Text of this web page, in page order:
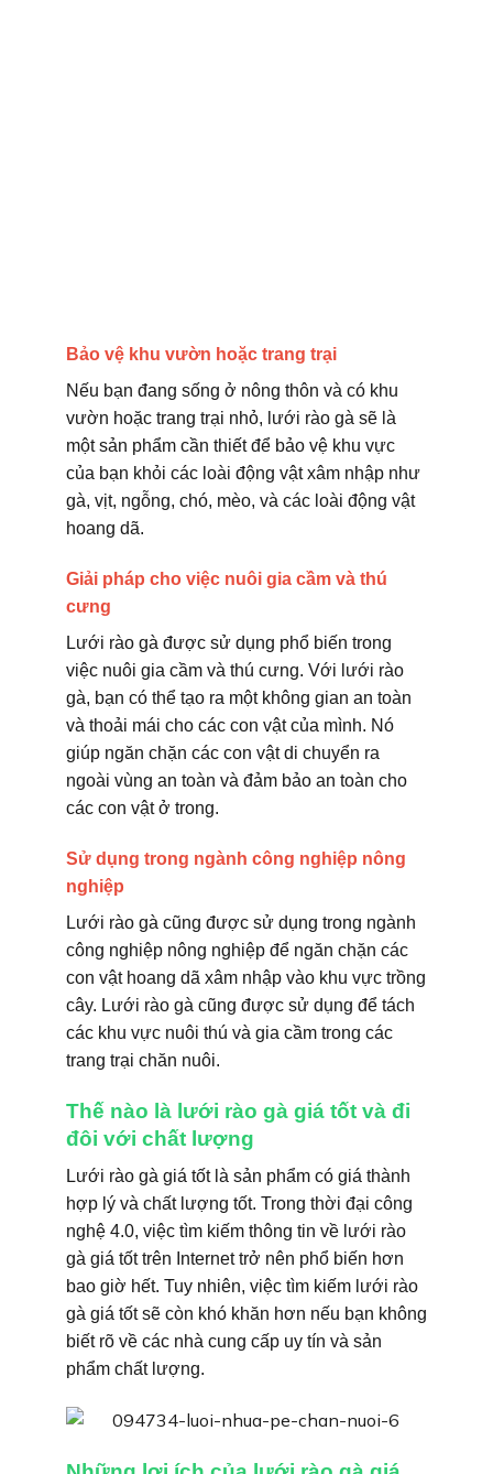
Bảo vệ khu vườn hoặc trang trại
Nếu bạn đang sống ở nông thôn và có khu
vườn hoặc trang trại nhỏ, lưới rào gà sẽ là
một sản phẩm cần thiết để bảo vệ khu vực
của bạn khỏi các loài động vật xâm nhập như
gà, vịt, ngỗng, chó, mèo, và các loài động vật
hoang dã.
Giải pháp cho việc nuôi gia cầm và thú
cưng
Lưới rào gà được sử dụng phổ biến trong
việc nuôi gia cầm và thú cưng. Với lưới rào
gà, bạn có thể tạo ra một không gian an toàn
và thoải mái cho các con vật của mình. Nó
giúp ngăn chặn các con vật di chuyển ra
ngoài vùng an toàn và đảm bảo an toàn cho
các con vật ở trong.
Sử dụng trong ngành công nghiệp nông
nghiệp
Lưới rào gà cũng được sử dụng trong ngành
công nghiệp nông nghiệp để ngăn chặn các
con vật hoang dã xâm nhập vào khu vực trồng
cây. Lưới rào gà cũng được sử dụng để tách
các khu vực nuôi thú và gia cầm trong các
trang trại chăn nuôi.
Thế nào là lưới rào gà giá tốt và đi
đôi với chất lượng
Lưới rào gà giá tốt là sản phẩm có giá thành
hợp lý và chất lượng tốt. Trong thời đại công
nghệ 4.0, việc tìm kiếm thông tin về lưới rào
gà giá tốt trên Internet trở nên phổ biến hơn
bao giờ hết. Tuy nhiên, việc tìm kiếm lưới rào
gà giá tốt sẽ còn khó khăn hơn nếu bạn không
biết rõ về các nhà cung cấp uy tín và sản
phẩm chất lượng.